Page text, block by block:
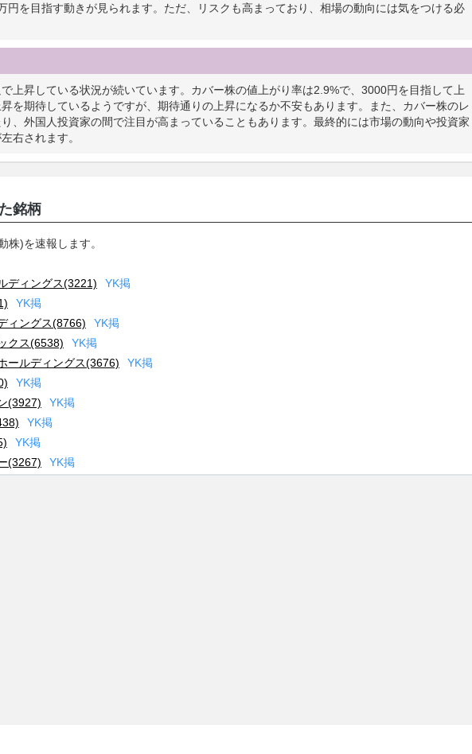
円を目指す動きが見られます。ただ、リスクも高まっており、相場の動向には気をつける必
上昇している状況が続いています。カバー株の値上がり率は2.9%で、3000円を目指して上
を期待しているようですが、期待通りの上昇になるか不安もあります。また、カバー株のレ
、外国人投資家の間で注目が高まっていることもあります。最終的には市場の動向や投資家
右されます。
銘柄
株)を速報します。
ディングス(3221) YK掲
YK掲
ィングス(8766) YK掲
クス(6538) YK掲
ールディングス(3676) YK掲
YK掲
(3927) YK掲
YK掲
YK掲
(3267) YK掲